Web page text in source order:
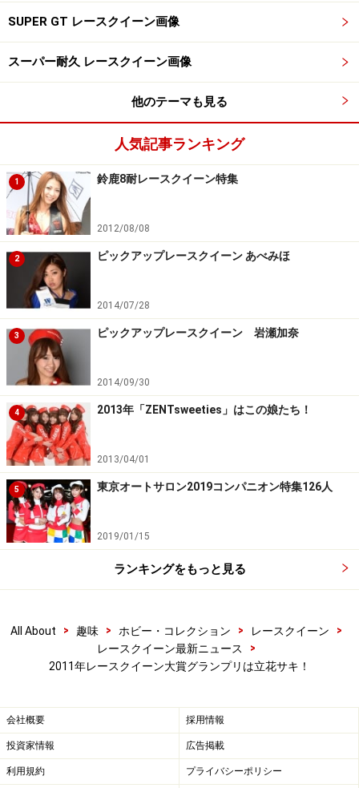
美波千夏ちゃんと立花サキちゃん
日本レースクイーン大賞ファイナリスト8名
SUPER GT レースクイーン画像
スーパー耐久 レースクイーン画像
他のテーマも見る
人気記事ランキング
1 鈴鹿8耐レースクイーン特集
2012/08/08
2 ピックアップレースクイーン あべみほ
2014/07/28
3 ピックアップレースクイーン 岩瀬加奈
2014/09/30
4 2013年「ZENTsweeties」はこの娘たち！
2013/04/01
5 東京オートサロン2019コンパニオン特集126人
2019/01/15
ランキングをもっと見る
All About > 趣味 > ホビー・コレクション > レースクイーン
>
レースクイーン最新ニュース
>
2011年レースクイーン大賞グランプリは立花サキ！
会社概要 採用情報
投資家情報 広告掲載
利用規約 プライバシーポリシー